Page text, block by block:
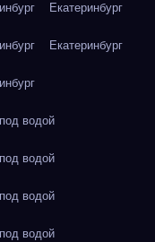
Екатеринбург
Екатеринбург
водой
водой
водой
водой